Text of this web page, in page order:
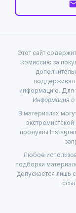
Этот сайт
комиссию за
информацию. Для
Информация о
В материалах
продукты
Любое
подборки
допускается лишь